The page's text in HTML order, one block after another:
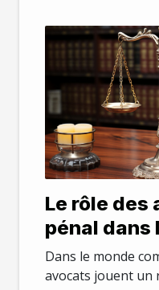
Le rôle des
pénal dans
la santé
accusés
Dans le monde
avocats jouent un